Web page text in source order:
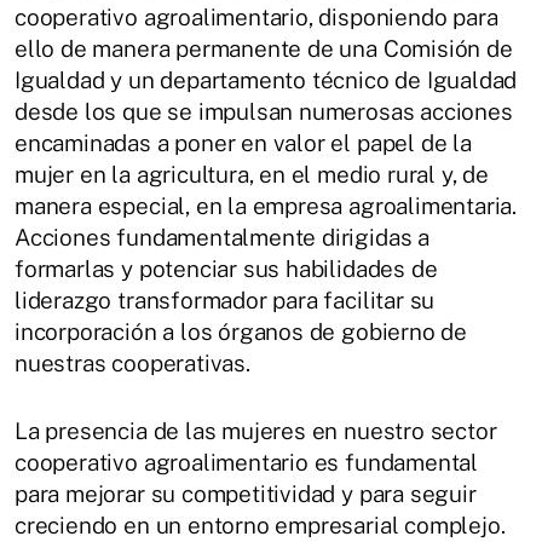
cooperativo agroalimentario, disponiendo para
ello de manera permanente de una Comisión de
Igualdad y un departamento técnico de Igualdad
desde los que se impulsan numerosas acciones
encaminadas a poner en valor el papel de la
mujer en la agricultura, en el medio rural y, de
manera especial, en la empresa agroalimentaria.
Acciones fundamentalmente dirigidas a
formarlas y potenciar sus habilidades de
liderazgo transformador para facilitar su
incorporación a los órganos de gobierno de
nuestras cooperativas.
La presencia de las mujeres en nuestro sector
cooperativo agroalimentario es fundamental
para mejorar su competitividad y para seguir
creciendo en un entorno empresarial complejo.